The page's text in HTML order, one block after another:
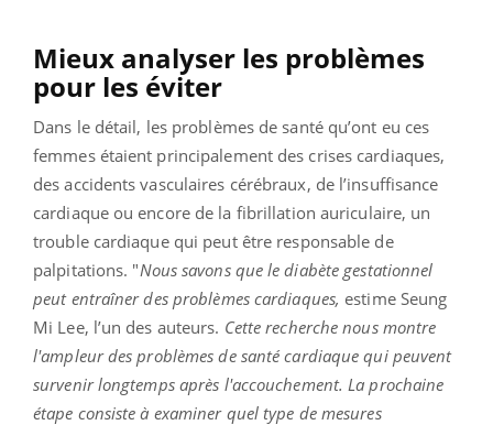
Mieux analyser les problèmes
pour les éviter
Dans le détail, les problèmes de santé qu’ont eu ces
femmes étaient principalement des crises cardiaques,
des accidents vasculaires cérébraux, de l’insuffisance
cardiaque ou encore de la fibrillation auriculaire, un
trouble cardiaque qui peut être responsable de
palpitations. "Nous savons que le diabète gestationnel
peut entraîner des problèmes cardiaques, estime Seung
Mi Lee, l’un des auteurs. Cette recherche nous montre
l'ampleur des problèmes de santé cardiaque qui peuvent
survenir longtemps après l'accouchement. La prochaine
étape consiste à examiner quel type de mesures